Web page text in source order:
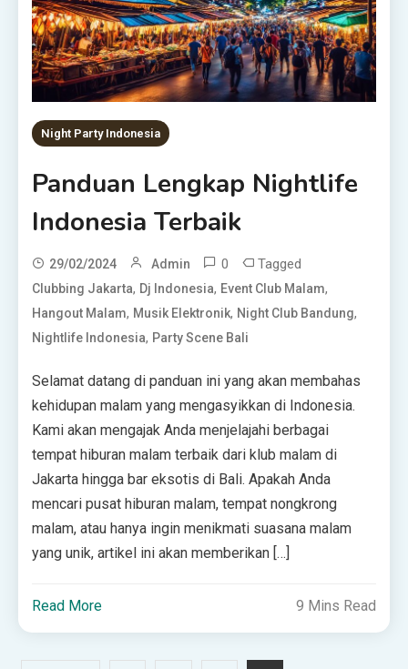
Night Party Indonesia
Panduan Lengkap Nightlife
Indonesia Terbaik
29/02/2024 Admin 0 Tagged
Clubbing Jakarta, Dj Indonesia, Event Club Malam,
Hangout Malam, Musik Elektronik, Night Club Bandung,
Nightlife Indonesia, Party Scene Bali
Selamat datang di panduan ini yang akan membahas
kehidupan malam yang mengasyikkan di Indonesia.
Kami akan mengajak Anda menjelajahi berbagai
tempat hiburan malam terbaik dari klub malam di
Jakarta hingga bar eksotis di Bali. Apakah Anda
mencari pusat hiburan malam, tempat nongkrong
malam, atau hanya ingin menikmati suasana malam
yang unik, artikel ini akan memberikan […]
Read More 9 Mins Read